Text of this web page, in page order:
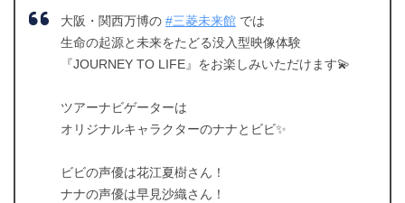
大阪・関西万博の #三菱未来館 では
生命の起源と未来をたどる没入型映像体験
『JOURNEY TO LIFE』をお楽しみいただけます💫
ツアーナビゲーターは
オリジナルキャラクターのナナとビビ✨
ビビの声優は花江夏樹さん！
ナナの声優は早見沙織さん！